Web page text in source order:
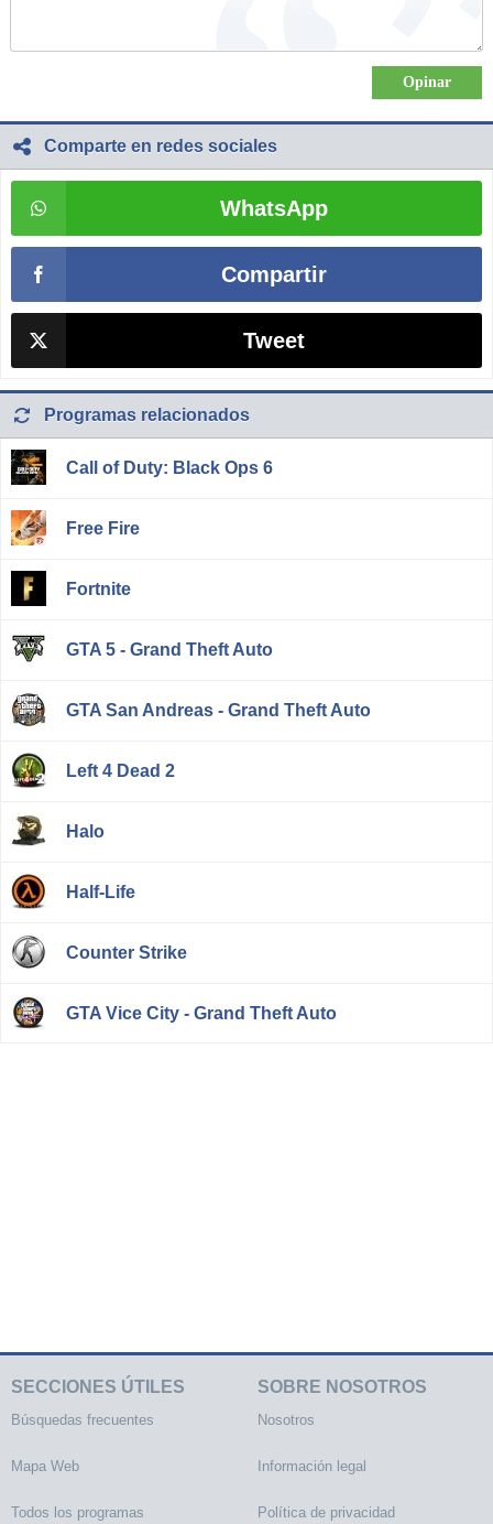
Comparte en redes sociales
WhatsApp
Compartir
Tweet
Programas relacionados
Call of Duty: Black Ops 6
Free Fire
Fortnite
GTA 5 - Grand Theft Auto
GTA San Andreas - Grand Theft Auto
Left 4 Dead 2
Halo
Half-Life
Counter Strike
GTA Vice City - Grand Theft Auto
SECCIONES ÚTILES
Búsquedas frecuentes
Mapa Web
Todos los programas
SOBRE NOSOTROS
Nosotros
Información legal
Política de privacidad